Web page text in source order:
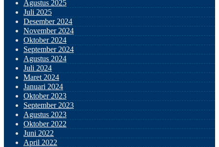
Agustus 2025
Juli 2025
Desember 2024
November 2024
Oktober 2024
September 2024
Agustus 2024
Juli 2024
Maret 2024
Januari 2024
Oktober 2023
September 2023
Agustus 2023
Oktober 2022
Juni 2022
April 2022